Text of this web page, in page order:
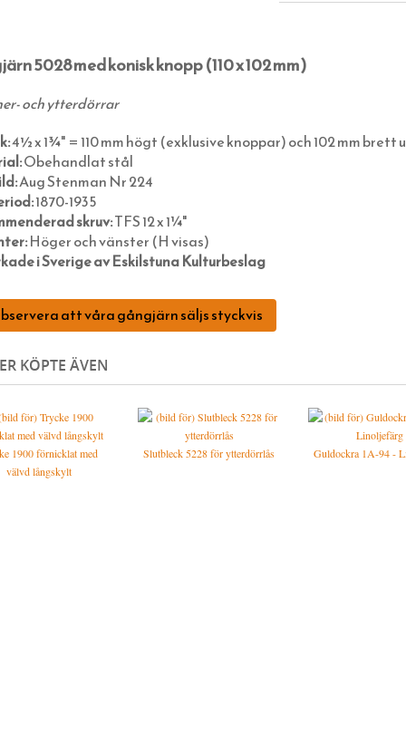
5028 med konisk knopp (110 x 102 mm)
och ytterdörrar
4½ x 1¾" = 110 mm högt (exklusive knoppar) och 102 mm
Obehandlat stål
Aug Stenman Nr 224
1870-1935
skruv:TFS 12 x 1¼"
Höger och vänster (H visas)
i Sverige av Eskilstuna Kulturbeslag
att våra gångjärn säljs styckvis
KÖPTE ÄVEN
1900 förnicklat med
välvd långskylt
Slutbleck 5228 för ytterdörrlås Guldockra 1A-94 -